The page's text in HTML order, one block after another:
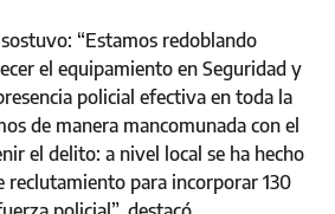
“Estamos redoblando
el equipamiento en Seguridad y
policial efectiva en toda la
de manera mancomunada con el
el delito: a nivel local se ha hecho
reclutamiento para incorporar 130